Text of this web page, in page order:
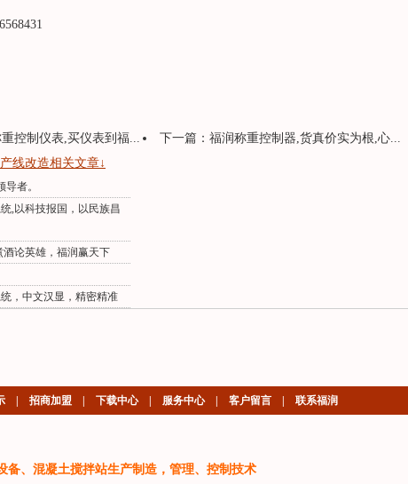
控制仪表,买仪表到福... 下一篇： 福润称重控制器,货真价实为根,心...
线改造相关文章↓
者。
,以科技报国，以民族昌
论英雄，福润赢天下
，中文汉显，精密精准
招商加盟 下载中心 服务中心| 客户留言 联系福润
备、混凝土搅拌站生产制造，管理、控制技术